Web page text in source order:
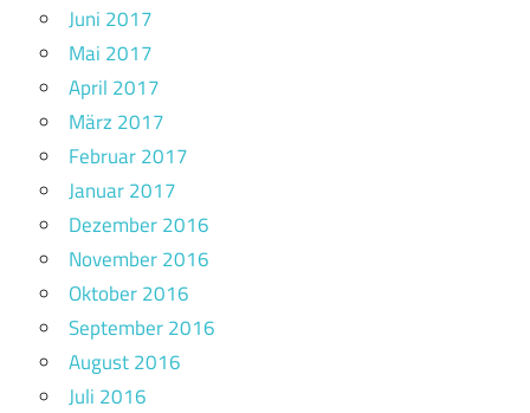
Juni 2017
Mai 2017
April 2017
März 2017
Februar 2017
Januar 2017
Dezember 2016
November 2016
Oktober 2016
September 2016
August 2016
Juli 2016